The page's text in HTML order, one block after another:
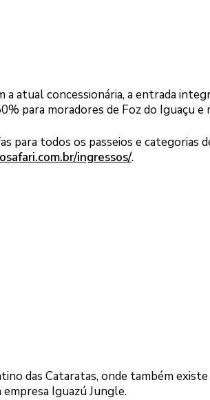
a atual concessionária, a entrada
para moradores de Foz do Iguaçu
para todos os passeios e categorias
ingressos/.
das Cataratas, onde também
Iguazú Jungle.